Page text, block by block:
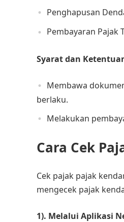
Penghapusan
Pembayaran Pajak
Syarat dan
Membawa
berlaku.​
Melakukan
Cara Cek
Cek pajak pajak
mengecek pajak
1). Melalui Aplikasi